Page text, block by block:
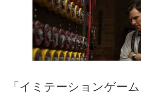
「イミテーションゲー